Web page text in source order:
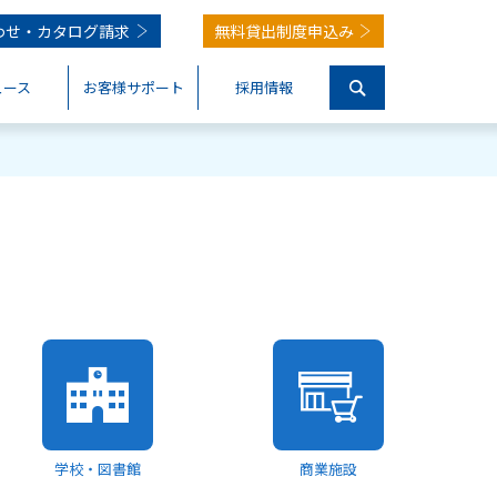
・ カタログ請求 無料貸出制度申込み
ス お客様サポート 採用情報
学校・図書館 商業施設